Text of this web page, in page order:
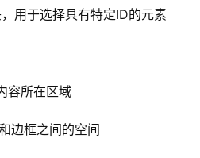
用于选择具有特定ID的元素
容所在区域
边框之间的空间